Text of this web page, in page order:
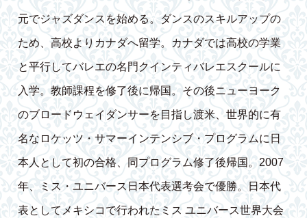
元でジャズダンスを始める。ダンスのスキルアップの
ため、高校よりカナダへ留学。カナダでは高校の学業
と平行してバレエの名門クインティバレエスクールに
入学。教師課程を修了後に帰国。その後ニューヨーク
のブロードウェイダンサーを目指し渡米、世界的に有
名なロケッツ・サマーインテンシブ・プログラムに日
本人として初の合格、同プログラム修了後帰国。2007
年、ミス・ユニバース日本代表選考会で優勝。日本代
表としてメキシコで行われたミス ユニバース世界大会